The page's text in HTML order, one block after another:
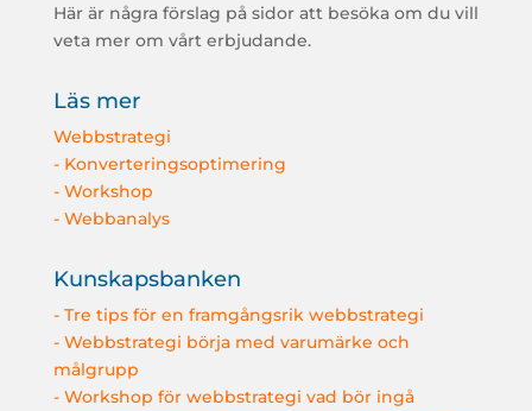
Här är några förslag på sidor att besöka om du vill
veta mer om vårt erbjudande.
Läs mer
Webbstrategi
- Konverteringsoptimering
- Workshop
- Webbanalys
Kunskapsbanken
- Tre tips för en framgångsrik webbstrategi
- Webbstrategi börja med varumärke och
målgrupp
- Workshop för webbstrategi vad bör ingå